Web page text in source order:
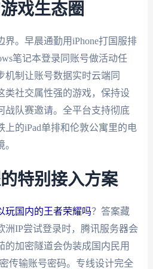
戏生态圈
界。早晨通勤用iPhone打国服排
笔记本登录同账号做活动任
机制让账号数据实时云端同
类社交属性强的游戏，保持设
战队赛邀请。全平台支持彻底
上的iPad单排和伦敦公寓里的电
特别接入方案
玩国内的王者荣耀吗？答案藏
洲IP尝试登录时，腾讯服务器会
的加密隧道会伪装成国内民用
传输账号密码。专线设计完全